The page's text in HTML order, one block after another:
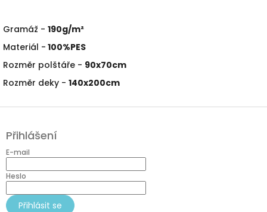
Gramáž - 190g/m²
Materiál - 100%PES
Rozměr polštáře - 90x70cm
Rozměr deky - 140x200cm
Z
p
a
Přihlášení
E-mail
Heslo
Přihlásit se